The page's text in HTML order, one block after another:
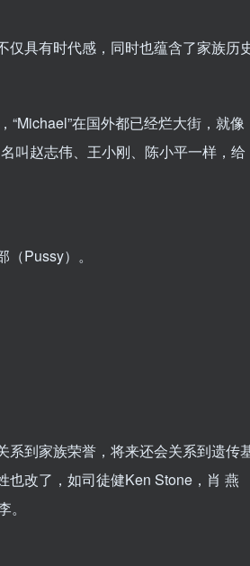
仅具有时代感，同时也蕴含了家族历
“Michael”在国外都已经烂大街，就像
叫赵志伟、王小刚、陈小平一样，给
Pussy）。
系到家族荣誉，将来还会关系到遗传
也改了，如司徒健Ken Stone，肖 燕